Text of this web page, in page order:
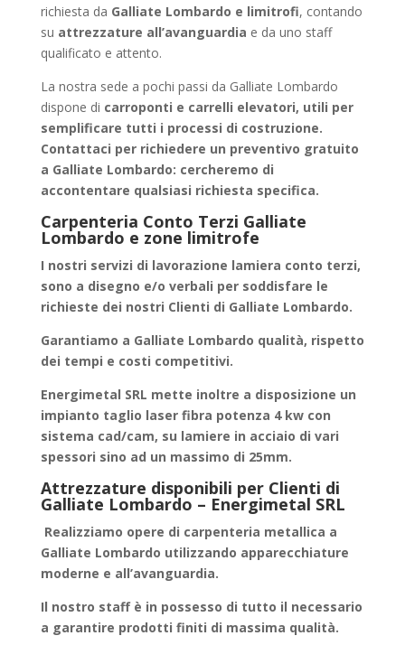
richiesta da Galliate Lombardo e limitrofi, contando
su attrezzature all’avanguardia e da uno staff
qualificato e attento.
La nostra sede a pochi passi da Galliate Lombardo
dispone di carroponti e carrelli elevatori, utili per
semplificare tutti i processi di costruzione.
Contattaci per richiedere un preventivo gratuito
a Galliate Lombardo: cercheremo di
accontentare qualsiasi richiesta specifica.
Carpenteria Conto Terzi Galliate
Lombardo e zone limitrofe
I nostri servizi di lavorazione lamiera conto terzi,
sono a disegno e/o verbali per soddisfare le
richieste dei nostri Clienti di Galliate Lombardo.
Garantiamo a Galliate Lombardo qualità, rispetto
dei tempi e costi competitivi.
Energimetal SRL mette inoltre a disposizione un
impianto taglio laser fibra potenza 4 kw con
sistema cad/cam, su lamiere in acciaio di vari
spessori sino ad un massimo di 25mm.
Attrezzature disponibili per Clienti di
Galliate Lombardo – Energimetal SRL
Realizziamo opere di carpenteria metallica a
Galliate Lombardo utilizzando apparecchiature
moderne e all’avanguardia.
Il nostro staff è in possesso di tutto il necessario
a garantire prodotti finiti di massima qualità.